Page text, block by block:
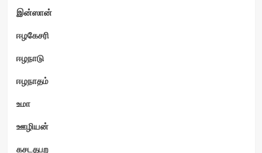
இன்ஸான்
ஈழகேசரி
ஈழநாடு
ஈழநாதம்
உமா
ஊழியன்
கசடதபற